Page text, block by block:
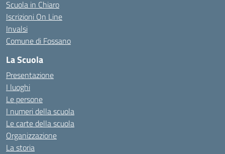
Scuola in Chiaro
Iscrizioni On Line
Invalsi
Comune di Fossano
La Scuola
Presentazione
I luoghi
Le persone
I numeri della scuola
Le carte della scuola
Organizzazione
La storia